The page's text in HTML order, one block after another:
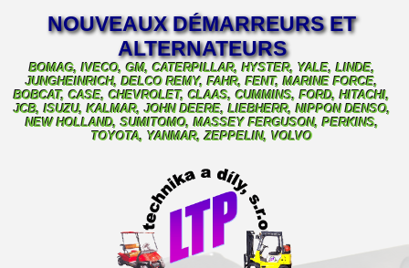
NOUVEAUX DÉMARREURS ET
ALTERNATEURS
BOMAG, IVECO, GM, CATERPILLAR, HYSTER, YALE, LINDE,
JUNGHEINRICH, DELCO REMY, FAHR, FENT, MARINE FORCE,
BOBCAT, CASE, CHEVROLET, CLAAS, CUMMINS, FORD, HITACHI,
JCB, ISUZU, KALMAR, JOHN DEERE, LIEBHERR, NIPPON DENSO,
NEW HOLLAND, SUMITOMO, MASSEY FERGUSON, PERKINS,
TOYOTA, YANMAR, ZEPPELIN, VOLVO